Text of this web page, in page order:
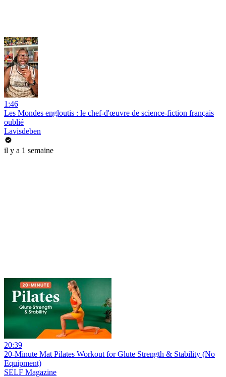
1:46
Les Mondes engloutis : le chef-d'œuvre de science-fiction français
oublié
Lavisdeben
il y a 1 semaine
20:39
20-Minute Mat Pilates Workout for Glute Strength & Stability (No
Equipment)
SELF Magazine